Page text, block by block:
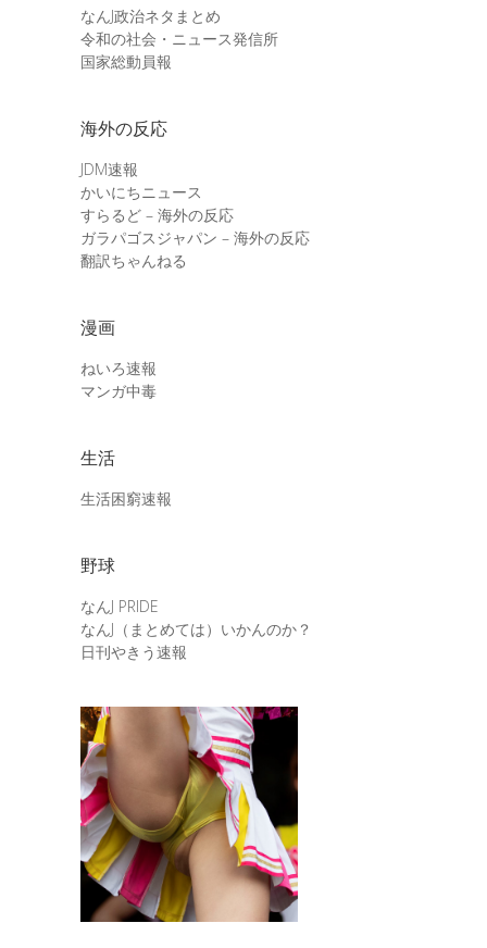
なんJ政治ネタまとめ
令和の社会・ニュース発信所
国家総動員報
海外の反応
JDM速報
かいにちニュース
すらるど – 海外の反応
ガラパゴスジャパン – 海外の反応
翻訳ちゃんねる
漫画
ねいろ速報
マンガ中毒
生活
生活困窮速報
野球
なんJ PRIDE
なんJ（まとめては）いかんのか？
日刊やきう速報